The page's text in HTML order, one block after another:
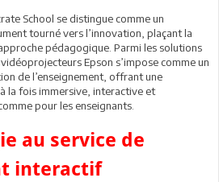
School se distingue comme un
tourné vers l’innovation, plaçant la
pédagogique. Parmi les solutions
Epson s’impose comme un
de l’enseignement, offrant une
la fois immersive, interactive et
pour les enseignants.
au service de
interactif